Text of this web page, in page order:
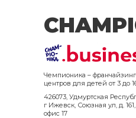
426073, Удмуртская
г Ижевск, Союзная ул, д. 161,
офис 17
Чемпионика –
центров для детей от 3 до